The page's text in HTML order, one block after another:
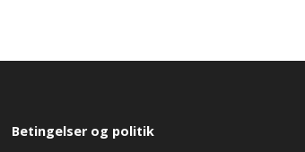
Betingelser og politik